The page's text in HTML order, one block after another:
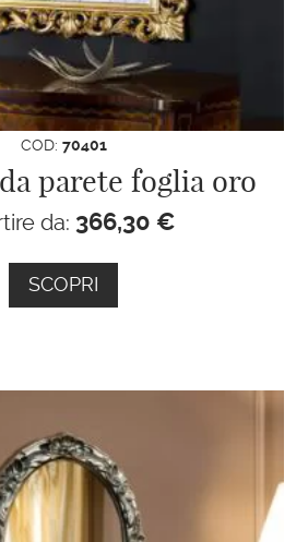
COD: 70401
parete foglia oro
da: 366,30 €
SCOPRI